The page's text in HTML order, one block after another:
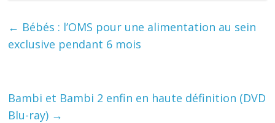
← Bébés : l’OMS pour une alimentation au sein
exclusive pendant 6 mois
Bambi et Bambi 2 enfin en haute définition (DVD
Blu-ray) →